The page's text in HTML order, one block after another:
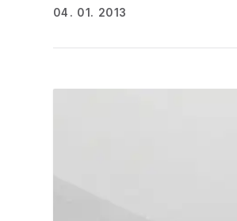
04. 01. 2013